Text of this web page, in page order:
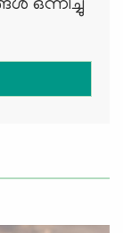
ഒന്നിച്ചു